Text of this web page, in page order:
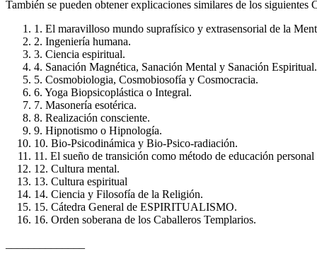
También se pueden obtener explicaciones similares de los
1. El maravilloso mundo suprafísico y extrasensorial de la
2. Ingeniería humana.
3. Ciencia espiritual.
4. Sanación Magnética, Sanación Mental y Sanación Espiritual.
5. Cosmobiologia, Cosmobiosofía y Cosmocracia.
6. Yoga Biopsicoplástica o Integral.
7. Masonería esotérica.
8. Realización consciente.
9. Hipnotismo o Hipnología.
10. Bio-Psicodinámica y Bio-Psico-radiación.
11. El sueño de transición como método de educación personal
12. Cultura mental.
13. Cultura espiritual
14. Ciencia y Filosofía de la Religión.
15. Cátedra General de ESPIRITUALISMO.
16. Orden soberana de los Caballeros Templarios.